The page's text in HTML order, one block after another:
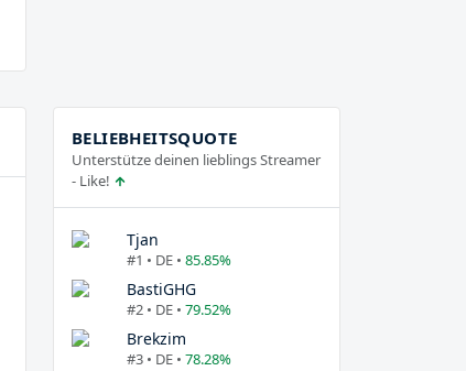
BELIEBHEITSQUOTE
Unterstütze deinen lieblings Streamer
- Like!
Tjan
#1 • DE • 85.85%
BastiGHG
#2 • DE • 79.52%
Brekzim
#3 • DE • 78.28%